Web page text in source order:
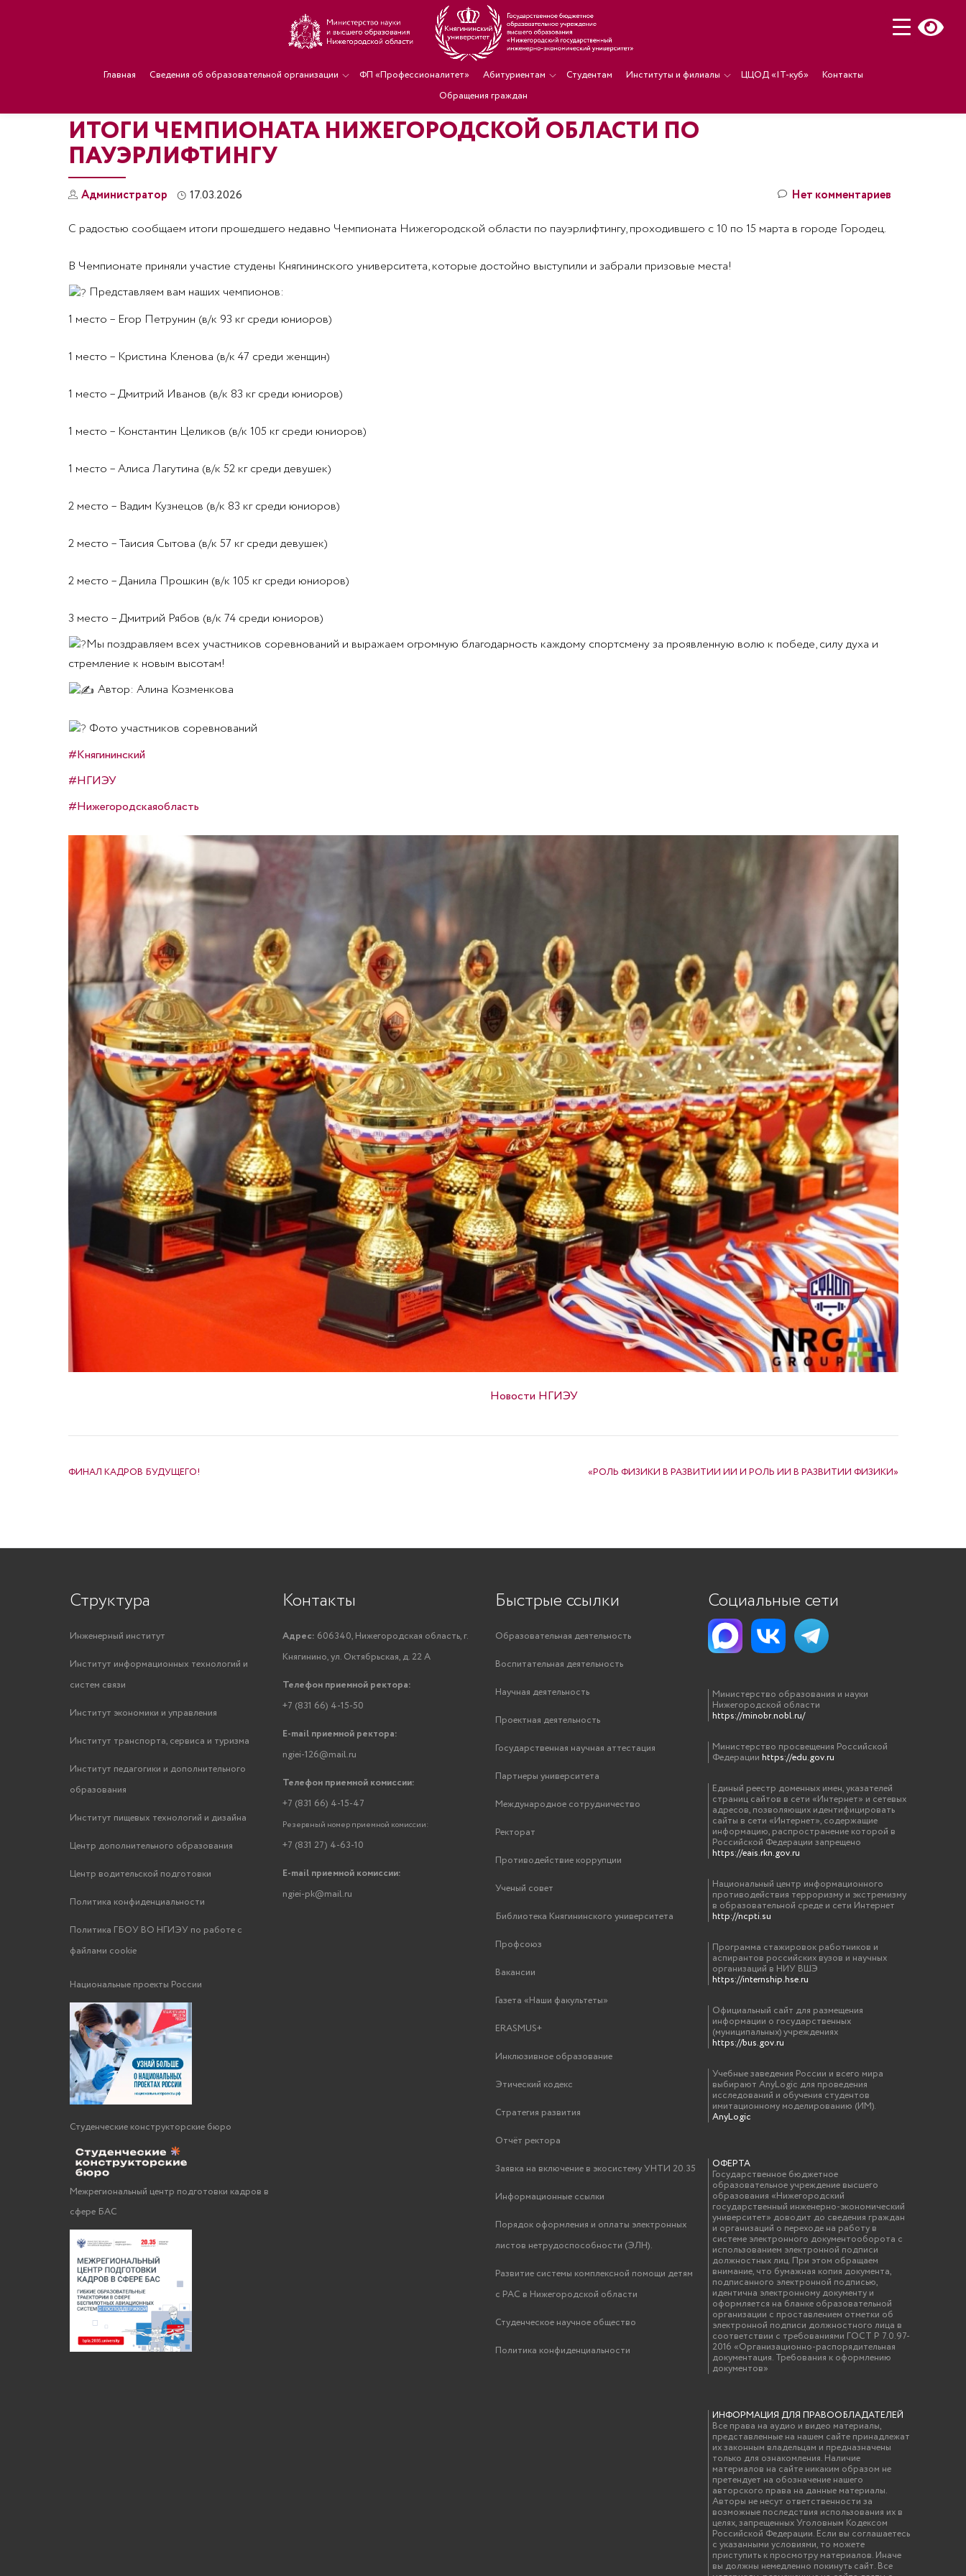
Главная Сведения об образовательной организации ФП «Профессионалитет» Абитуриентам Студентам Институты и филиалы ЦЦОД «IT-куб»
Контакты
Обращения граждан
ИТОГИ ЧЕМПИОНАТА НИЖЕГОРОДСКОЙ ОБЛАСТИ ПО
ПАУЭРЛИФТИНГУ
Администратор 17.03.2026 Нет комментариев
С радостью сообщаем итоги прошедшего недавно Чемпионата Нижегородской области по пауэрлифтингу, проходившего с 10 по 15 марта в городе Городец.
В Чемпионате приняли участие студены Княгининского университета, которые достойно выступили и забрали призовые места!
Представляем вам наших чемпионов:
1 место – Егор Петрунин (в/к 93 кг среди юниоров)
1 место – Кристина Кленова (в/к 47 среди женщин)
1 место – Дмитрий Иванов (в/к 83 кг среди юниоров)
1 место – Константин Целиков (в/к 105 кг среди юниоров)
1 место – Алиса Лагутина (в/к 52 кг среди девушек)
2 место – Вадим Кузнецов (в/к 83 кг среди юниоров)
2 место – Таисия Сытова (в/к 57 кг среди девушек)
2 место – Данила Прошкин (в/к 105 кг среди юниоров)
3 место – Дмитрий Рябов (в/к 74 среди юниоров)
Мы поздравляем всех участников соревнований и выражаем огромную благодарность каждому спортсмену за проявленную волю к победе, силу духа и
стремление к новым высотам!
Автор: Алина Козменкова
Фото участников соревнований
#Княгининский
#НГИЭУ
#Нижегородскаяобласть
Новости НГИЭУ
ФИНАЛ КАДРОВ БУДУЩЕГО! «РОЛЬ ФИЗИКИ В РАЗВИТИИ ИИ И РОЛЬ ИИ В РАЗВИТИИ ФИЗИКИ»
Структура
Инженерный институт
Институт информационных технологий и
систем связи
Институт экономики и управления
Институт транспорта, сервиса и туризма
Институт педагогики и дополнительного
образования
Институт пищевых технологий и дизайна
Центр дополнительного образования
Центр водительской подготовки
Политика конфиденциальности
Политика ГБОУ ВО НГИЭУ по работе с
файлами cookie
Национальные проекты России
Студенческие конструкторские бюро
Межрегиональный центр подготовки кадров в
сфере БАС
Контакты
Адрес: 606340, Нижегородская область, г.
Княгинино, ул. Октябрьская, д. 22 А
Телефон приемной ректора:
+7 (831 66) 4-15-50
E-mail приемной ректора:
ngiei-126@mail.ru
Телефон приемной комиссии:
+7 (831 66) 4-15-47
Резервный номер приемной комиссии:
+7 (831 27) 4-63-10
E-mail приемной комиссии:
ngiei-pk@mail.ru
Быстрые ссылки
Образовательная деятельность
Воспитательная деятельность
Научная деятельность
Проектная деятельность
Государственная научная аттестация
Партнеры университета
Международное сотрудничество
Ректорат
Противодействие коррупции
Ученый совет
Библиотека Княгининского университета
Профсоюз
Вакансии
Газета «Наши факультеты»
ERASMUS+
Инклюзивное образование
Этический кодекс
Стратегия развития
Отчёт ректора
Заявка на включение в экосистему УНТИ 20.35
Информационные ссылки
Порядок оформления и оплаты электронных
листов нетрудоспособности (ЭЛН).
Развитие системы комплексной помощи детям
с РАС в Нижегородской области
Студенческое научное общество
Политика конфиденциальности
Социальные сети
Министерство образования и науки
Нижегородской области
https://minobr.nobl.ru/
Министерство просвещения Российской
Федерации https://edu.gov.ru
Единый реестр доменных имен, указателей
страниц сайтов в сети «Интернет» и сетевых
адресов, позволяющих идентифицировать
сайты в сети «Интернет», содержащие
информацию, распространение которой в
Российской Федерации запрещено
https://eais.rkn.gov.ru
Национальный центр информационного
противодействия терроризму и экстремизму
в образовательной среде и сети Интернет
http://ncpti.su
Программа стажировок работников и
аспирантов российских вузов и научных
организаций в НИУ ВШЭ
https://internship.hse.ru
Официальный сайт для размещения
информации о государственных
(муниципальных) учреждениях
https://bus.gov.ru
Учебные заведения России и всего мира
выбирают AnyLogic для проведения
исследований и обучения студентов
имитационному моделированию (ИМ).
AnyLogic
ОФЕРТА
Государственное бюджетное
образовательное учреждение высшего
образования «Нижегородский
государственный инженерно-экономический
университет» доводит до сведения граждан
и организаций о переходе на работу в
системе электронного документооборота с
использованием электронной подписи
должностных лиц. При этом обращаем
внимание, что бумажная копия документа,
подписанного электронной подписью,
идентична электронному документу и
оформляется на бланке образовательной
организации с проставлением отметки об
электронной подписи должностного лица в
соответствии с требованиями ГОСТ Р 7.0.97-
2016 «Организационно-распорядительная
документация. Требования к оформлению
документов»
ИНФОРМАЦИЯ ДЛЯ ПРАВООБЛАДАТЕЛЕЙ
Все права на аудио и видео материалы,
представленные на нашем сайте принадлежат
их законным владельцам и предназначены
только для ознакомления. Наличие
материалов на сайте никаким образом не
претендует на обозначение нашего
авторского права на данные материалы.
Авторы не несут ответственности за
возможные последствия использования их в
целях, запрещенных Уголовным Кодексом
Российской Федерации. Если вы соглашаетесь
с указанными условиями, то можете
приступить к просмотру материалов. Иначе
вы должны немедленно покинуть сайт. Все